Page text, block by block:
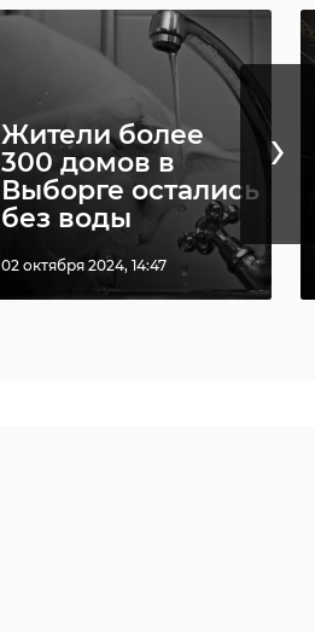
Жители более
300 домов в
Выборге остались
без воды
02 октября 2024, 14:47
›